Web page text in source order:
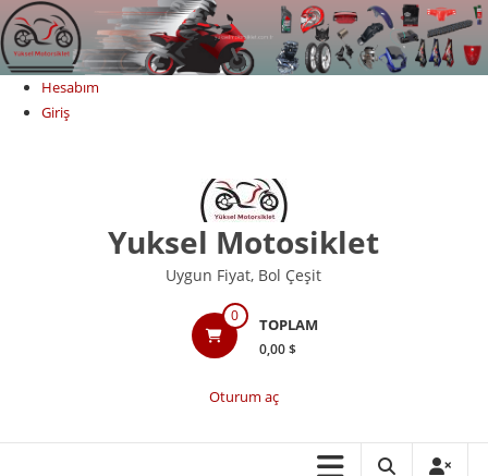
Skip
to
content
Hesabım
Giriş
Yuksel Motosiklet
Uygun Fiyat, Bol Çeşit
0 TOPLAM
0,00 $
Oturum aç